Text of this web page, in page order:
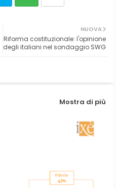
ter ats
NUOVA
Riforma costituzionale: l'opinione
degli italiani nel sondaggio SWG
Mostra di più